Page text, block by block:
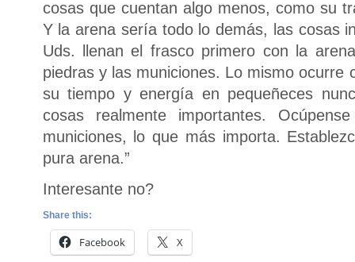
cosas que cuentan algo menos, como su
Y la arena sería todo lo demás, las cosas
Uds. llenan el frasco primero con la
piedras y las municiones. Lo mismo ocurre
su tiempo y energía en pequeñeces
cosas realmente importantes.
municiones, lo que más importa.
pura arena.”
Interesante no?
Share this:
Facebook X